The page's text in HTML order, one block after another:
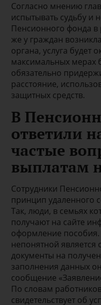
Согласно мнению
испытывать судьбу и
Пенсионного фонда
же у граждан
органа, услуга будет
максимальных мерах
обязательно
расстояние,
защитных средств.
В
ответили
частые
выплатам
Сотрудники
принцип удаленного
Так, люди, в семьях
получают на сайте
оформление пособия.
непонятной является
документы на
заполнения данных
сообщение
По словам
свидетельствует об